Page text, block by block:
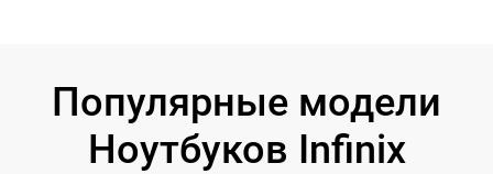
Популярные модели
Ноутбуков Infinix